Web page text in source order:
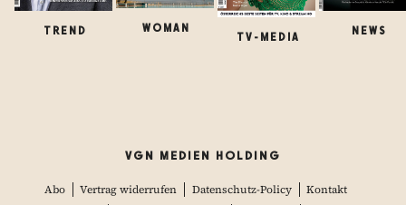
TREND WOMAN
TV-MEDIA
NEWS
VGN MEDIEN HOLDING
Abo Vertrag widerrufen Datenschutz-Policy
Kontakt